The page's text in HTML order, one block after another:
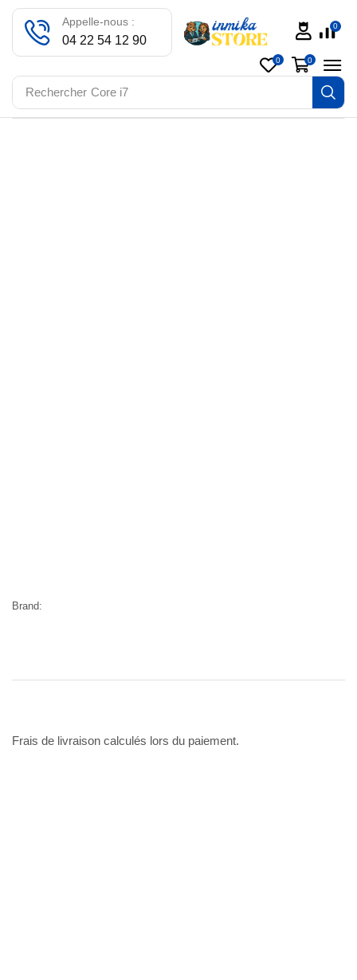
Rechercher Core i7
Appelle-nous :
04 22 54 12 90
0
0 0
Brand:
Frais de livraison calculés lors du paiement.